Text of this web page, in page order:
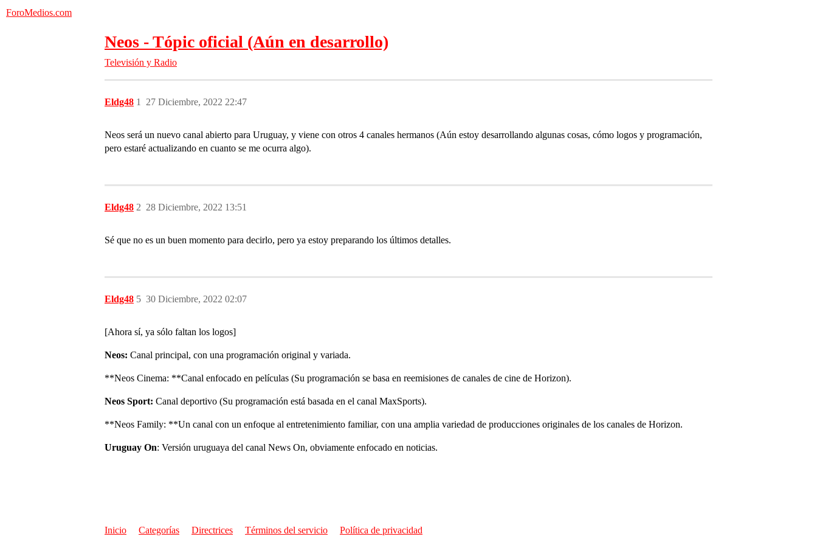
ForoMedios.com
Neos - Tópic oficial (Aún en desarrollo)
Televisión y Radio
Eldg48 27 Diciembre, 2022 22:47
1
Neos será un nuevo canal abierto para Uruguay, y viene con otros 4 canales hermanos (Aún estoy desarrollando algunas cosas, cómo logos y programación,
pero estaré actualizando en cuanto se me ocurra algo).
Eldg48 28 Diciembre, 2022 13:51
2
Sé que no es un buen momento para decirlo, pero ya estoy preparando los últimos detalles.
Eldg48 30 Diciembre, 2022 02:07
5
[Ahora sí, ya sólo faltan los logos]
Neos: Canal principal, con una programación original y variada.
**Neos Cinema: **Canal enfocado en películas (Su programación se basa en reemisiones de canales de cine de Horizon).
Neos Sport: Canal deportivo (Su programación está basada en el canal MaxSports).
**Neos Family: **Un canal con un enfoque al entretenimiento familiar, con una amplia variedad de producciones originales de los canales de Horizon.
Uruguay On: Versión uruguaya del canal News On, obviamente enfocado en noticias.
Inicio Categorías Directrices Términos del servicio Política de privacidad